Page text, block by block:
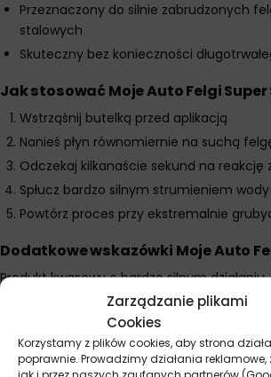
Zarządzanie plikami
Cookies
Korzystamy z plików cookies, aby strona
poprawnie. Prowadzimy działania reklamowe,
Przeznaczony do silnie zabrudzonych
stalowych
Skuteczny bez konieczności
Jak stosować Moje Auto Felgi Super
Wstrząśnij butelką przed aplikacją
Nanieś płyn równomiernie na suchą
Odczekaj kilkanaście sekund na reakcję
Spłucz bardzo silnym strumieniem
Powtórz proces przy ekstremalnie
Dodatkowe wskazówki Moje Auto
Produkt kwasowy o bardzo silnym działaniu.
plastikowe osłony śrub i elementy
testu. Nie dopuszczaj do wyschnięcia
nie używaj na rozgrzane tarcze i felgi
Stosuj rękawice ochronne – środek jest